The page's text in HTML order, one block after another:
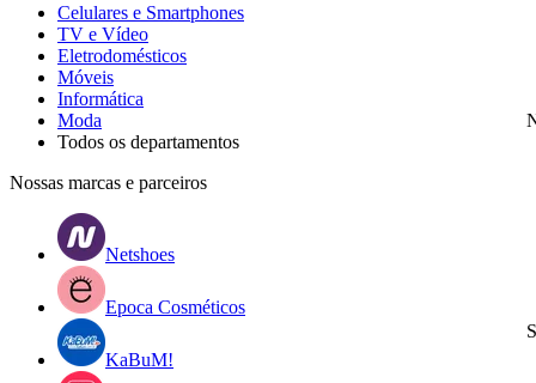
Celulares e Smartphones
TV e Vídeo
Eletrodomésticos
Móveis
Informática
Moda
Todos os departamentos
Nossas marcas e parceiros
Netshoes
Epoca Cosméticos
KaBuM!